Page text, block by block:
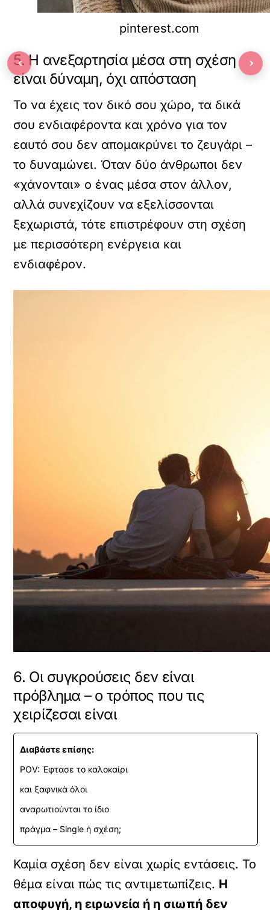
pinterest.com
5. Η ανεξαρτησία μέσα στη σχέση
είναι δύναμη, όχι απόσταση
Το να έχεις τον δικό σου χώρο, τα δικά
σου ενδιαφέροντα και χρόνο για τον
εαυτό σου δεν απομακρύνει το ζευγάρι –
το δυναμώνει. Όταν δύο άνθρωποι δεν
«χάνονται» ο ένας μέσα στον άλλον,
αλλά συνεχίζουν να εξελίσσονται
ξεχωριστά, τότε επιστρέφουν στη σχέση
με περισσότερη ενέργεια και
ενδιαφέρον.
6. Οι συγκρούσεις δεν είναι
πρόβλημα – ο τρόπος που τις
χειρίζεσαι είναι
Διαβάστε επίσης:
POV: Έφτασε το καλοκαίρι
και ξαφνικά όλοι
αναρωτιούνται το ίδιο
πράγμα – Single ή σχέση;
Καμία σχέση δεν είναι χωρίς εντάσεις. Το
θέμα είναι πώς τις αντιμετωπίζεις. Η
αποφυγή, η ειρωνεία ή η σιωπή δεν
‹ ›